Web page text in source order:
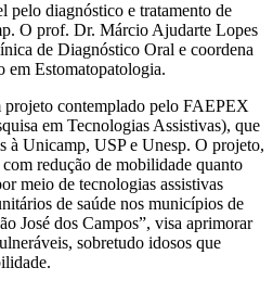
pelo diagnóstico e tratamento de
O prof. Dr. Márcio Ajudarte Lopes
de Diagnóstico Oral e coordena
em Estomatopatologia.
projeto contemplado pelo FAEPEX
em Tecnologias Assistivas), que
à Unicamp, USP e Unesp. O projeto,
redução de mobilidade quanto
meio de tecnologias assistivas
de saúde nos municípios de
José dos Campos”, visa aprimorar
sobretudo idosos que